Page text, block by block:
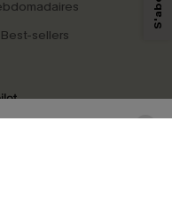
sellers
4.4
de vous recommander des
à notre
Politique de
à tout moment.